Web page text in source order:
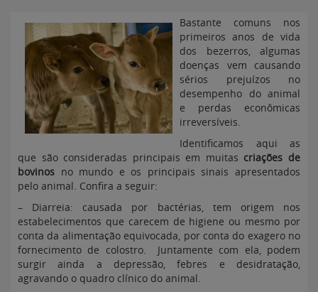
Bastante comuns nos
primeiros anos de vida
dos bezerros, algumas
doenças vem causando
sérios prejuízos no
desempenho do animal
e perdas econômicas
irreversíveis.
Identificamos aqui as
que são consideradas principais em muitas criações de
bovinos no mundo e os principais sinais apresentados
pelo animal. Confira a seguir:
– Diarreia: causada por bactérias, tem origem nos
estabelecimentos que carecem de higiene ou mesmo por
conta da alimentação equivocada, por conta do exagero no
fornecimento de colostro. Juntamente com ela, podem
surgir ainda a depressão, febres e desidratação,
agravando o quadro clínico do animal.